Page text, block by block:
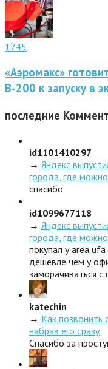
1745
«Аэромакс»
В-200 к запуску в
последние
id1101410297
→ Яндекс
города, где
спасибо
id1099677118
→ Яндекс
города, где
покупал у area
дешевле чем у
заморачиваться
katechin
→ Как позвонить
набрав его сразу
Спасибо за